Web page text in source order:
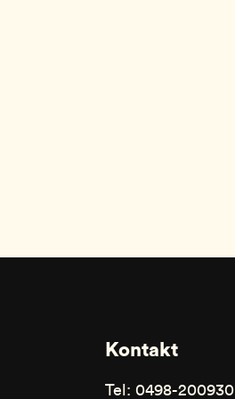
Kontakt
Tel: 0498-200930